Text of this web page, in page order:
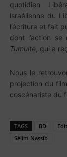
quotidien
israélienne du
l’écriture et fait
dont l’action
Tumulte , qui a
Nous le
projection du film
coscénariste du
TAGS BD
Sélim Nassib